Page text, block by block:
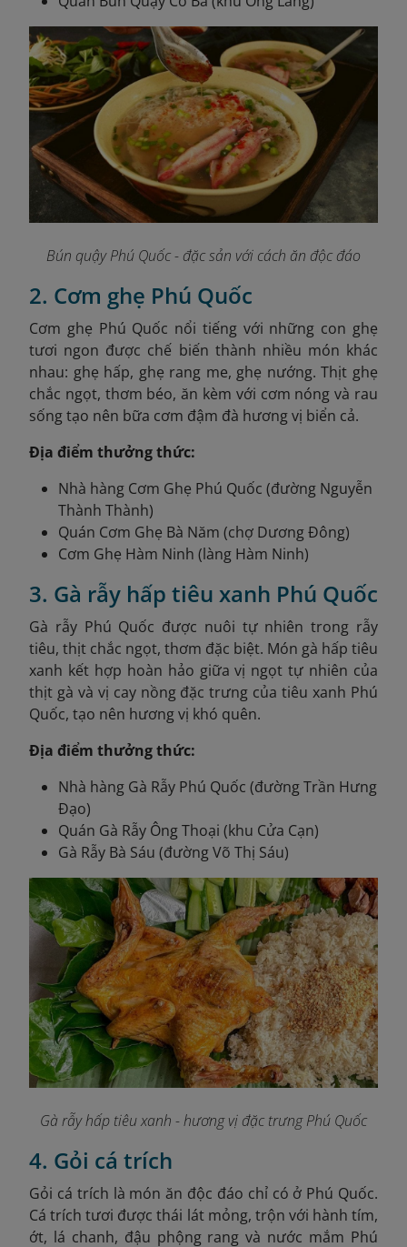
Bún quậy Phú Quốc - đặc sản với cách ăn độc đáo
2. Cơm ghẹ Phú Quốc
Cơm ghẹ Phú Quốc nổi tiếng với những con ghẹ
tươi ngon được chế biến thành nhiều món khác
nhau: ghẹ hấp, ghẹ rang me, ghẹ nướng. Thịt ghẹ
chắc ngọt, thơm béo, ăn kèm với cơm nóng và rau
sống tạo nên bữa cơm đậm đà hương vị biển cả.
Địa điểm thưởng thức:
Nhà hàng Cơm Ghẹ Phú Quốc (đường Nguyễn
Thành Thành)
Quán Cơm Ghẹ Bà Năm (chợ Dương Đông)
Cơm Ghẹ Hàm Ninh (làng Hàm Ninh)
3. Gà rẫy hấp tiêu xanh Phú Quốc
Gà rẫy Phú Quốc được nuôi tự nhiên trong rẫy
tiêu, thịt chắc ngọt, thơm đặc biệt. Món gà hấp tiêu
xanh kết hợp hoàn hảo giữa vị ngọt tự nhiên của
thịt gà và vị cay nồng đặc trưng của tiêu xanh Phú
Quốc, tạo nên hương vị khó quên.
Địa điểm thưởng thức:
Nhà hàng Gà Rẫy Phú Quốc (đường Trần Hưng
Đạo)
Quán Gà Rẫy Ông Thoại (khu Cửa Cạn)
Gà Rẫy Bà Sáu (đường Võ Thị Sáu)
Gà rẫy hấp tiêu xanh - hương vị đặc trưng Phú Quốc
4. Gỏi cá trích
Gỏi cá trích là món ăn độc đáo chỉ có ở Phú Quốc.
Cá trích tươi được thái lát mỏng, trộn với hành tím,
ớt, lá chanh, đậu phộng rang và nước mắm Phú